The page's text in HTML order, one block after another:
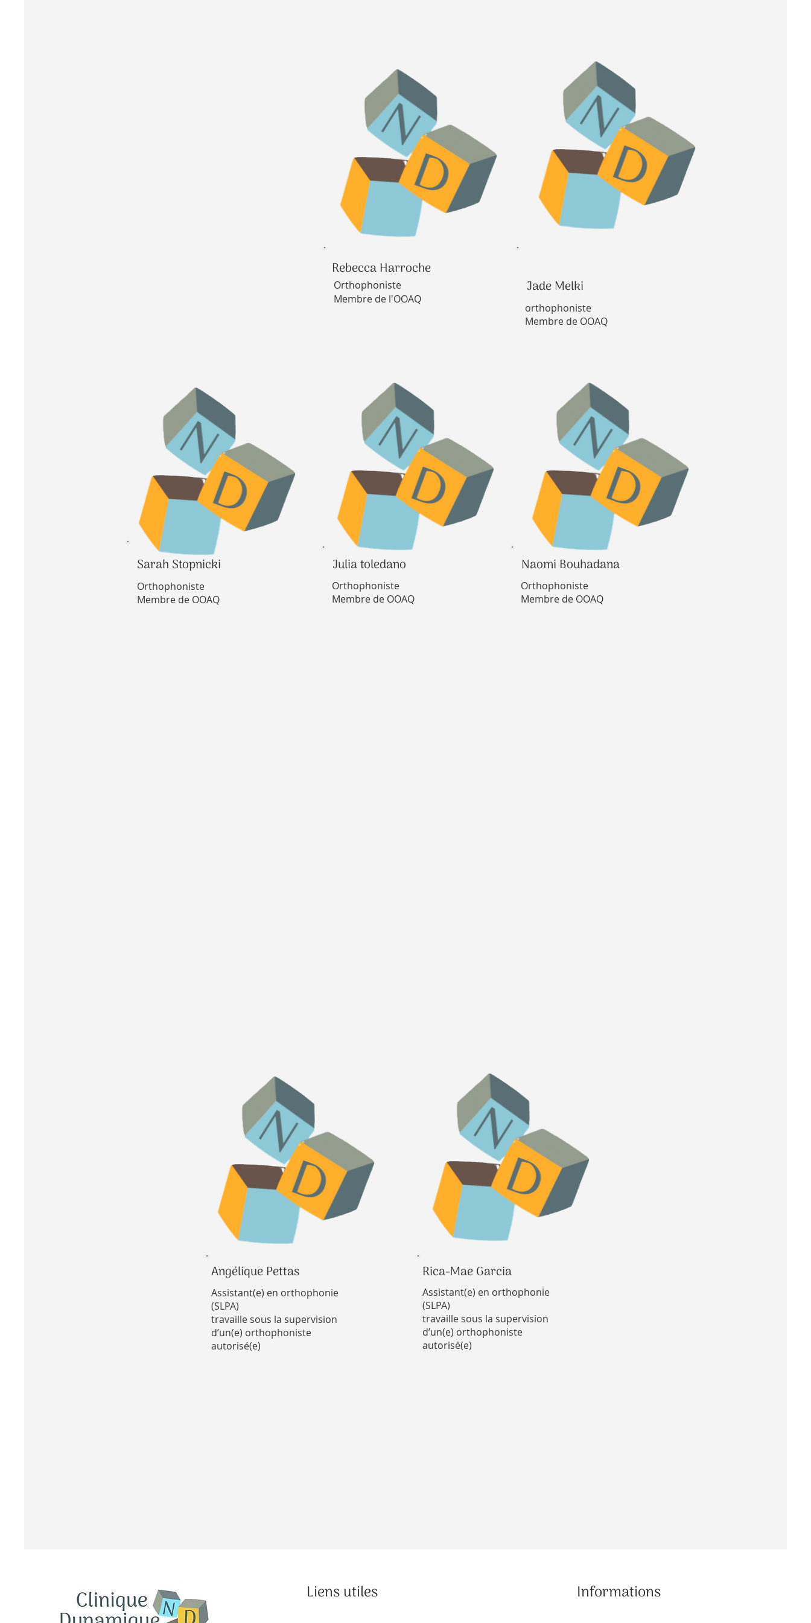
Rebecca Harroche
Orthophoniste
Membre de l'OOAQ
Jade Melki
orthophoniste
Membre de OOAQ
Sarah Stopnicki
Orthophoniste
Membre de OOAQ
Julia toledano
Orthophoniste
Membre de OOAQ
Naomi Bouhadana
Orthophoniste
Membre de OOAQ
Angélique Pettas
Assistant(e) en orthophonie
(SLPA)
travaille sous la supervision
d’un(e) orthophoniste
autorisé(e)
Rica-Mae Garcia
Assistant(e) en orthophonie
(SLPA)
travaille sous la supervision
d’un(e) orthophoniste
autorisé(e)
Liens utiles Informations